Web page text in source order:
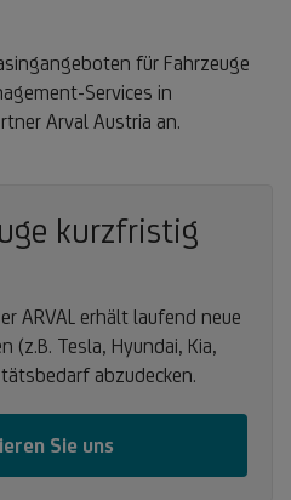
für Fahrzeuge
Services in
Arval Austria an.
kurzfristig
ARVAL erhält laufend neue
(z.B. Tesla, Hyundai, Kia,
abzudecken.
Sie uns